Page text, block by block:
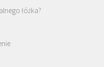
łóżka?